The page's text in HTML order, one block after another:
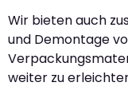
Wir bieten auch
und Demontage
weiter zu